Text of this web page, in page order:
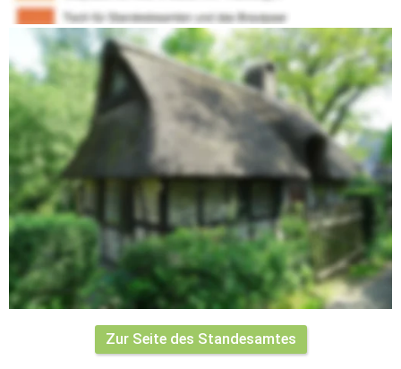
für den Museumsverein.
Neben der einzigartigen Atmosphäre und der Verbindung zur
Dorfgeschichte bringt die Schäferkate durch ihre historische
Nutzung durch den Dorfhirten auch eine Symbolik mit:
Ein Schäfer, also ein Schafhirte, ist derjenige, der seine Tiere
hütet. Ein Hirte kümmert sich um die Tiere, führt sie aber auch
ihrer Bestimmung zu. Somit ist der Hirte ein Symbol für Gott wie
auch für Menschen, die sich um andere Menschen kümmern.
Hirte ist auch eine der ältesten Bezeichnungen für Jesus
Christus. Jesus sagt von sich selbst: „Ich bin der gute Hirte“
(Johannesevangelium 10,11-14).
In Psalm 23 ist der Hirte ein Sinnbild für den fürsorglichen und
erbarmenden Gott.
Zur Seite des Standesamtes